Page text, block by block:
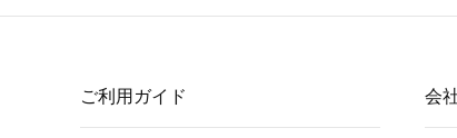
ご利用ガイド 会